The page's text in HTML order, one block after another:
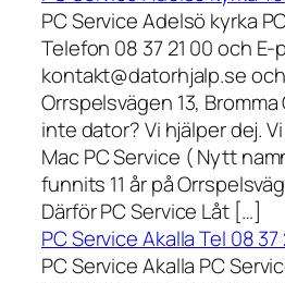
PC Service Adelsö kyrka
Telefon 08 37 21 00 och
kontakt@datorhjalp.se
Orrspelsvägen 13,
inte dator? Vi hjälper dej.
Mac PC Service ( Nytt
funnits 11 år på
Därför PC Service Låt […]
PC Service Akalla Tel 08 37
PC Service Akalla PC